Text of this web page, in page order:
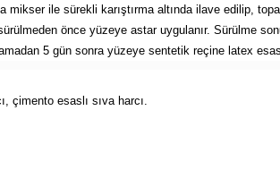
ile sürekli karıştırma altında ilave edilip,
önce yüzeye astar uygulanır. Sürülme
5 gün sonra yüzeye sentetik reçine latex
çimento esaslı sıva harcı.